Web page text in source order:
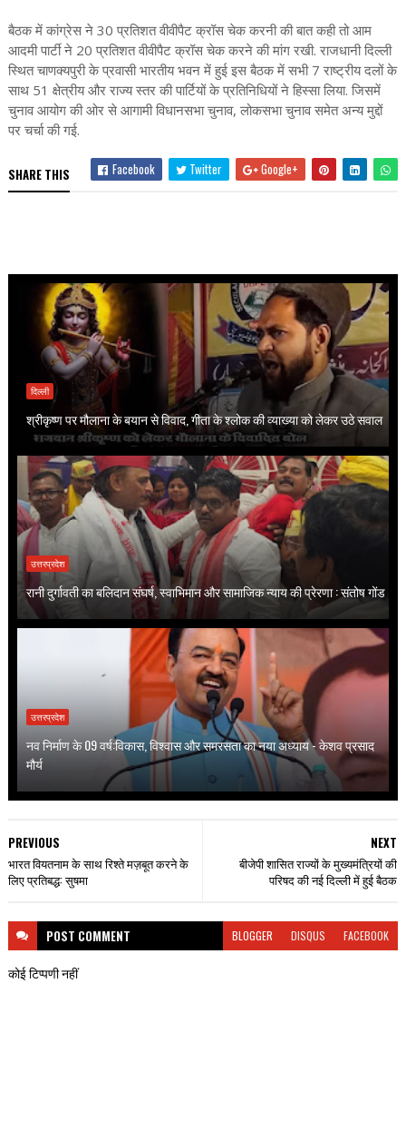
बैठक में कांग्रेस ने 30 प्रतिशत वीवीपैट क्रॉस चेक करनी की बात कही तो आम
आदमी पार्टी ने 20 प्रतिशत वीवीपैट क्रॉस चेक करने की मांग रखी. राजधानी दिल्ली
स्थित चाणक्यपुरी के प्रवासी भारतीय भवन में हुई इस बैठक में सभी 7 राष्ट्रीय दलों के
साथ 51 क्षेत्रीय और राज्य स्तर की पार्टियों के प्रतिनिधियों ने हिस्सा लिया. जिसमें
चुनाव आयोग की ओर से आगामी विधानसभा चुनाव, लोकसभा चुनाव समेत अन्य मुद्दों
पर चर्चा की गई.
SHARE THIS Facebook Twitter Google+
दिल्ली
श्रीकृष्ण पर मौलाना के बयान से विवाद, गीता के श्लोक की व्याख्या को लेकर उठे सवाल
उत्तरप्रदेश
रानी दुर्गावती का बलिदान संघर्ष, स्वाभिमान और सामाजिक न्याय की प्रेरणा : संतोष गोंड
उत्तरप्रदेश
नव निर्माण के 09 वर्ष:विकास, विश्वास और समरसता का नया अध्याय - केशव प्रसाद
मौर्य
NEXT
बीजेपी शासित राज्यों के मुख्यमंत्रियों की
परिषद की नई दिल्ली में हुई बैठक
PREVIOUS
भारत वियतनाम के साथ रिश्ते मज़बूत करने के
लिए प्रतिबद्ध: सुषमा
POST COMMENT BLOGGER DISQUS FACEBOOK
कोई टिप्पणी नहीं